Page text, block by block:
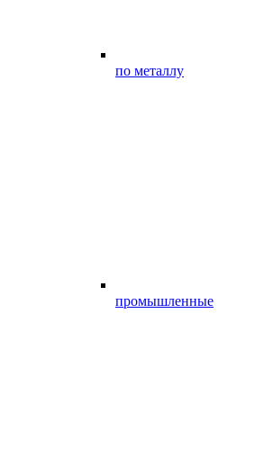
по металлу
промышленные